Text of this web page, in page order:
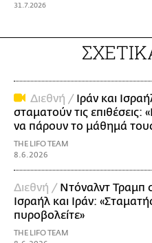
31.7.2026
Διεθνή / Ιράν και
σταματούν τις επιθέσεις:
να πάρουν το μάθημά
THE LIFO TEAM
8.6.2026
Διεθνή / Ντόναλντ Τραμπ
Ισραήλ και Ιράν:
πυροβολείτε»
THE LIFO TEAM